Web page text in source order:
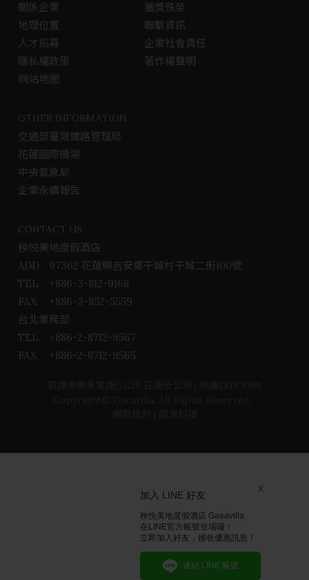
b
o
o
k
頁
m
關係企業
獲獎殊榮
地理位置
聯繫資訊
人才招募
企業社會責任
隱私權政策
著作權聲明
網站地圖
OTHER INFORMATION
交通部臺灣鐵路管理局
花蓮國際機場
中央氣象局
企業永續報告
CONTACT US
秧悦美地度假酒店
ADD
97362 花蓮縣吉安鄉干城村干城二街100號
TEL
+886-3-812-9168
FAX
+886-3-852-5559
台北業務部
TEL
+886-2-8712-9567
FAX
+886-2-8712-9565
X
加入 LINE 好友
秧悦美地度假酒店 Gaeavilla
在LINE官方帳號登場囉！
立即加入好友，接收優惠訊息！
連結 LINE 帳號